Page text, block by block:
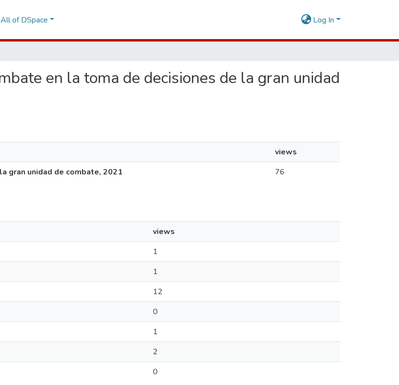
All of DSpace Log In
en la toma de decisiones de la gran unidad
views
gran unidad de combate, 2021
76
views
1
1
12
0
1
2
0